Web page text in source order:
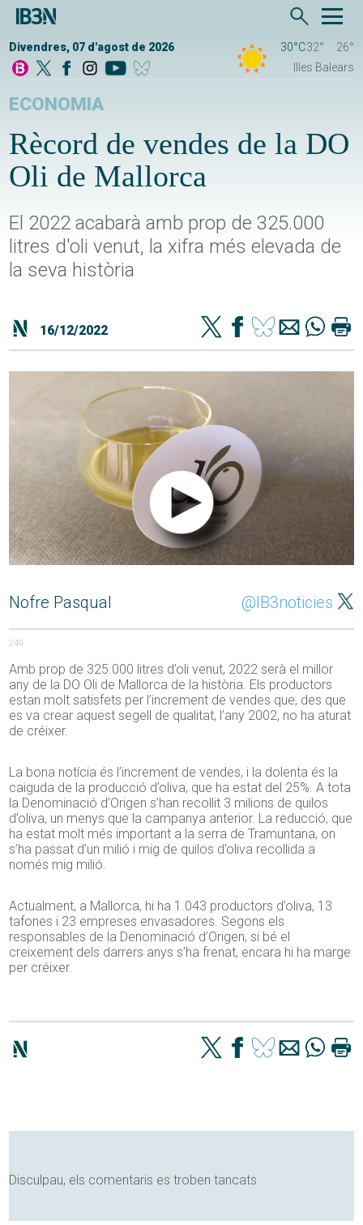
Divendres, 07 d'agost de 2026 30°C32°
26°
Illes Balears
ECONOMIA
Rècord de vendes de la DO
Oli de Mallorca
El 2022 acabarà amb prop de 325.000
litres d'oli venut, la xifra més elevada de
la seva història
16/12/2022
Nofre Pasqual @IB3noticies
249
Amb prop de 325.000 litres d’oli venut, 2022 serà el millor
any de la DO Oli de Mallorca de la història. Els productors
estan molt satisfets per l’increment de vendes que, des que
es va crear aquest segell de qualitat, l’any 2002, no ha aturat
de créixer.
La bona notícia és l’increment de vendes, i la dolenta és la
caiguda de la producció d’oliva, que ha estat del 25%. A tota
la Denominació d’Origen s’han recollit 3 milions de quilos
d’oliva, un menys que la campanya anterior. La reducció, que
ha estat molt més important a la serra de Tramuntana, on
s’ha passat d’un milió i mig de quilos d’oliva recollida a
només mig milió.
Actualment, a Mallorca, hi ha 1.043 productors d’oliva, 13
tafones i 23 empreses envasadores. Segons els
responsables de la Denominació d’Origen, si bé el
creixement dels darrers anys s’ha frenat, encara hi ha marge
per créixer.
Disculpau, els comentaris es troben tancats